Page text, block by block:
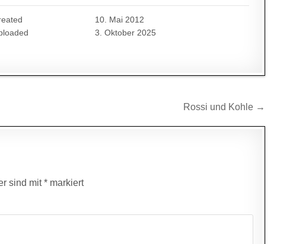
10. Mai 2012
3. Oktober 2025
Rossi und Kohle →
sind mit* markiert